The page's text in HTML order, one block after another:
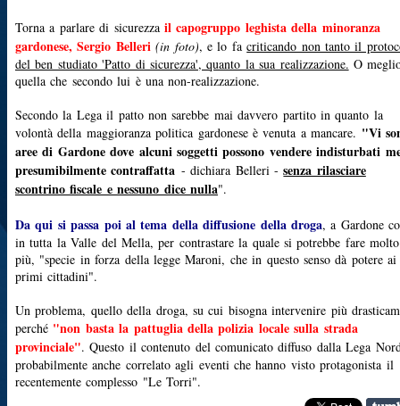
Torna a parlare di sicurezzail capogruppo leghista della minoranza
gardonese, Sergio Belleri(in foto), e lo facriticando non tanto il
del ben studiato 'Patto di sicurezza', quanto la sua realizzazione. O
quella che secondo lui è una non-realizzazione.
Secondo la Lega il patto non sarebbe mai davvero partito in quanto la
volontà della maggioranza politica gardonese è venuta a mancare. "Vi
aree di Gardone dove alcuni soggetti possono vendere indisturbati
presumibilmente contraffatta - dichiara Belleri -senza rilasciare
scontrino fiscale e nessuno dice nulla".
Da qui si passa poi al tema della diffusione della droga, a Gardone
in tutta la Valle del Mella, per contrastare la quale si potrebbe fare
più, "specie in forza della legge Maroni, che in questo senso dà potere ai
primi cittadini".
Un problema, quello della droga, su cui bisogna intervenire più
perché "non basta la pattuglia della polizia locale sulla strada
provinciale". Questo il contenuto del comunicato diffuso dalla Lega
probabilmente anche correlato agli eventi che hanno visto protagonista il
recentemente complesso "Le Torri".